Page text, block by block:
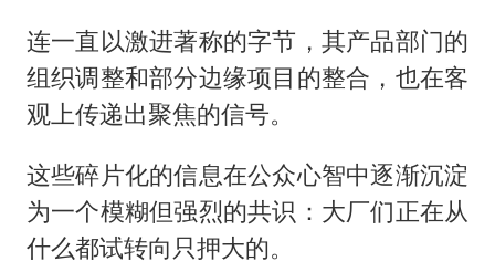
连一直以激进著称的字节，其产品部门的
组织调整和部分边缘项目的整合，也在客
观上传递出聚焦的信号。
这些碎片化的信息在公众心智中逐渐沉淀
为一个模糊但强烈的共识：大厂们正在从
什么都试转向只押大的。